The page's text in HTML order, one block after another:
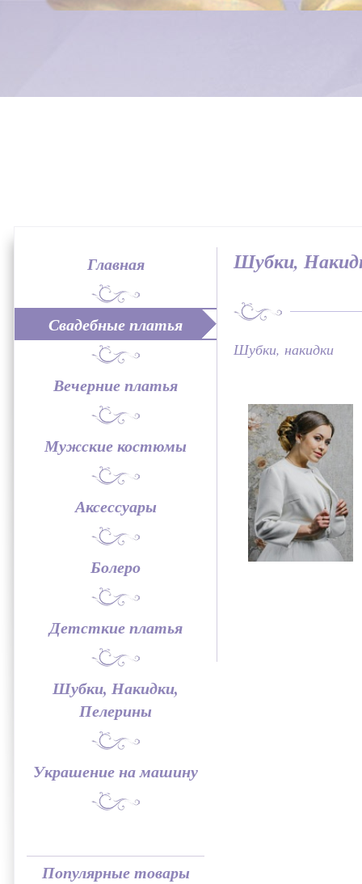
Главная
Свадебные платья
Вечерние платья
Мужские костюмы
Аксессуары
Болеро
Детсткие платья
Шубки, Накидки,
Пелерины
Украшение на машину
Популярные товары
Шубки,
Шубки, накидки